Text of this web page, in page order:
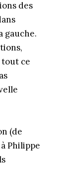
des
gauche.
ce
(de
Philippe